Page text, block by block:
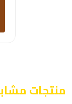
منتجات